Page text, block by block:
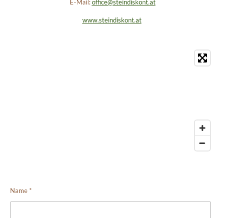
E-Mail: office@steindiskont.at
www.steindiskont.at
Name *